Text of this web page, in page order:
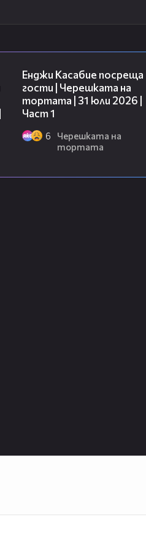
Енджи Касабие посреща
гости | Черешката на
тортата | 31 юли 2026 |
Част 1
6
Черешката на
тортата